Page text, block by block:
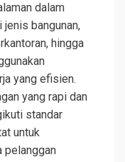
dalam
jenis bangunan,
hingga
yang efisien.
yang rapi dan
standar
untuk
pelanggan